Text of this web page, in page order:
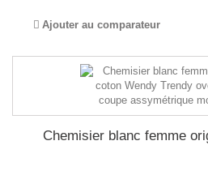
Ajouter au comparateur
Chemisier blanc femme